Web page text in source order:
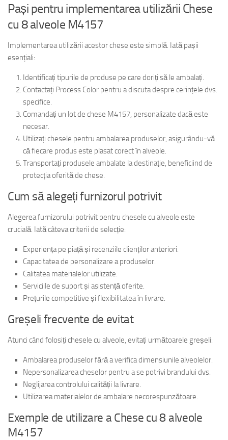
Pași pentru implementarea utilizării Chese
cu 8 alveole M4157
Implementarea utilizării acestor chese este simplă. Iată pașii
esențiali:
Identificați tipurile de produse pe care doriți să le ambalați.
Contactați Process Color pentru a discuta despre cerințele dvs.
specifice.
Comandați un lot de chese M4157, personalizate dacă este
necesar.
Utilizați chesele pentru ambalarea produselor, asigurându-vă
că fiecare produs este plasat corect în alveole.
Transportați produsele ambalate la destinație, beneficiind de
protecția oferită de chese.
Cum să alegeți furnizorul potrivit
Alegerea furnizorului potrivit pentru chesele cu alveole este
crucială. Iată câteva criterii de selecție:
Experiența pe piață și recenziile clienților anteriori.
Capacitatea de personalizare a produselor.
Calitatea materialelor utilizate.
Serviciile de suport și asistență oferite.
Prețurile competitive și flexibilitatea în livrare.
Greșeli frecvente de evitat
Atunci când folosiți chesele cu alveole, evitați următoarele greșeli:
Ambalarea produselor fără a verifica dimensiunile alveolelor.
Nepersonalizarea cheselor pentru a se potrivi brandului dvs.
Neglijarea controlului calității la livrare.
Utilizarea materialelor de ambalare necorespunzătoare.
Exemple de utilizare a Chese cu 8 alveole
M4157